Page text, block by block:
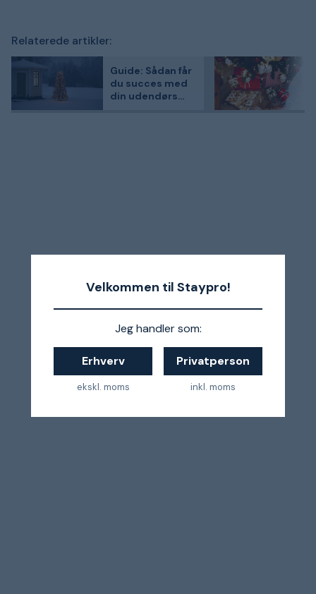
Velkommen til Staypro!
Jeg handler som:
Erhverv
ekskl. moms
Privatperson
inkl. moms
Relaterede artikler:
Guide: Sådan får
du succes med
din udendørs